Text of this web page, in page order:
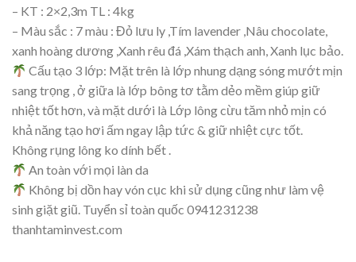
– KT : 2×2,3m TL : 4kg
– Màu sắc : 7 màu : Đỏ lưu ly ,Tím lavender ,Nâu chocolate,
xanh hoàng dương ,Xanh rêu đá ,Xám thạch anh, Xanh lục bảo.
Cấu tạo 3 lớp: Mặt trên là lớp nhung dạng sóng mướt mịn
sang trọng , ở giữa là lớp bông tơ tằm dẻo mềm giúp giữ
nhiệt tốt hơn, và mặt dưới là Lớp lông cừu tăm nhỏ mịn có
khả năng tạo hơi ấm ngay lập tức & giữ nhiệt cực tốt.
Không rụng lông ko dính bết .
An toàn với mọi làn da
Không bị dồn hay vón cục khi sử dụng cũng như làm vệ
sinh giặt giũ. Tuyển sỉ toàn quốc 0941231238
thanhtaminvest.com